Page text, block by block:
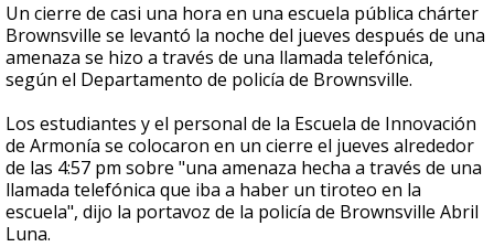
Un cierre de casi una hora en una escuela pública chárter
Brownsville se levantó la noche del jueves después de una
amenaza se hizo a través de una llamada telefónica,
según el Departamento de policía de Brownsville.
Los estudiantes y el personal de la Escuela de Innovación
de Armonía se colocaron en un cierre el jueves alrededor
de las 4:57 pm sobre "una amenaza hecha a través de una
llamada telefónica que iba a haber un tiroteo en la
escuela", dijo la portavoz de la policía de Brownsville Abril
Luna.